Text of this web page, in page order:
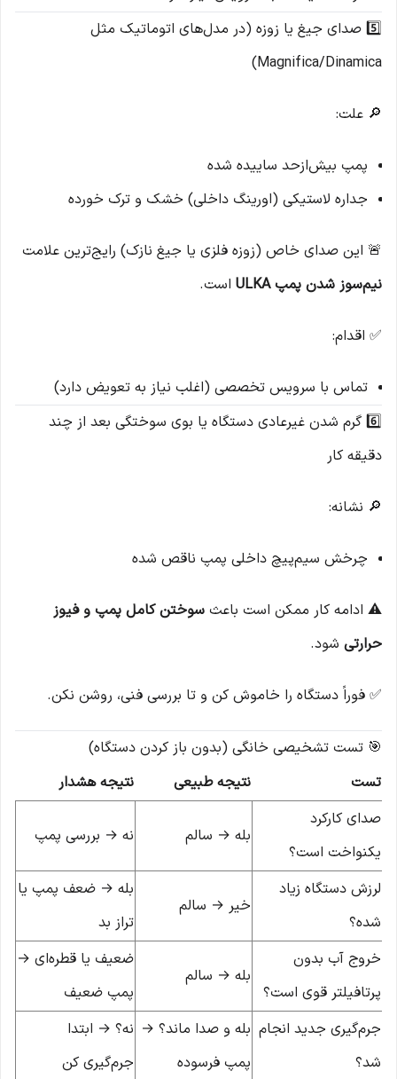
5️⃣ صدای جیغ یا زوزه (در مدل‌های اتوماتیک مثل
Magnifica/Dinamica)
🔎 علت:
پمپ بیش‌ازحد ساییده شده
جداره لاستیکی (اورینگ داخلی) خشک و ترک خورده
🚨 این صدای خاص (زوزه فلزی یا جیغ نازک) رایج‌ترین علامت
نیم‌سوز شدن پمپ ULKA
است.
✅ اقدام:
تماس با سرویس تخصصی (اغلب نیاز به تعویض دارد)
6️⃣ گرم شدن غیرعادی دستگاه یا بوی سوختگی بعد از چند
دقیقه کار
🔎 نشانه:
چرخش سیم‌پیچ داخلی پمپ ناقص شده
⚠️ ادامه کار ممکن است باعث سوختن کامل پمپ و فیوز
حرارتی شود.
✅ فوراً دستگاه را خاموش کن و تا بررسی فنی، روشن نکن.
🎯 تست تشخیصی خانگی (بدون باز کردن دستگاه)
تست
نتیجه طبیعی
نتیجه هشدار
صدای کارکرد
یکنواخت است؟
بله → سالم نه → بررسی پمپ
لرزش دستگاه زیاد
شده؟
خیر → سالم
بله → ضعف پمپ یا
تراز بد
خروج آب بدون
پرتافیلتر قوی است؟
بله → سالم
ضعیف یا قطره‌ای →
پمپ ضعیف
جرم‌گیری جدید انجام
شد؟
بله و صدا ماند؟ →
پمپ فرسوده
نه؟ → ابتدا
جرم‌گیری کن